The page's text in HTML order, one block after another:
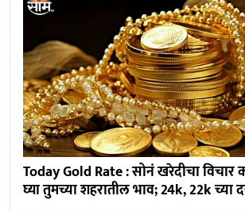
Today Gold Rate : सोनं खरेदीचा विचार
घ्या तुमच्या शहरातील भाव; 24k, 22k च्या